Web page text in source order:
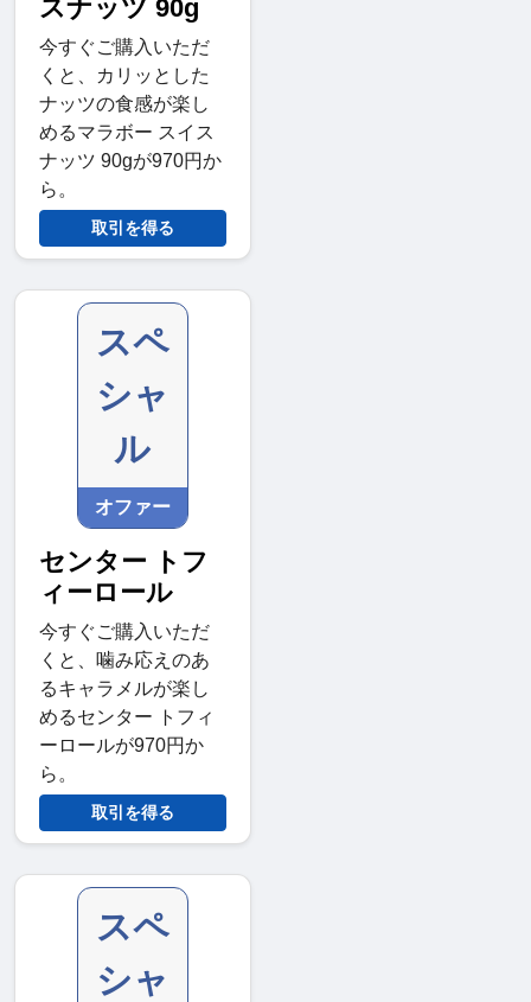
スナッツ 90g
今すぐご購入いただ
くと、カリッとした
ナッツの食感が楽し
めるマラボー スイス
ナッツ 90gが970円か
ら。
取引を得る
スペ
シャ
ル
オファー
センター トフ
ィーロール
今すぐご購入いただ
くと、噛み応えのあ
るキャラメルが楽し
めるセンター トフィ
ーロールが970円か
ら。
取引を得る
スペ
シャ